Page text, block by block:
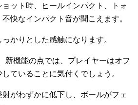
ット時、ヒールインパクト、トォ
快なインパクト音が聞こえます。
かりとした感触になります。
新機能の点では、プレイヤーはオフ
ていることに気付くでしょう。
がわずかに低下し、ボールがフェ